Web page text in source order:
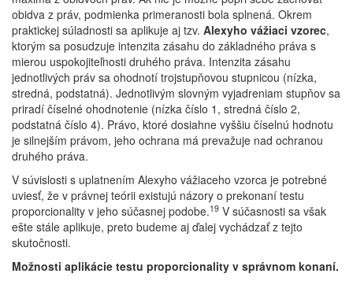
obidva z práv, podmienka primeranosti bola splnená. Okrem
praktickej súladnosti sa aplikuje aj tzv. Alexyho vážiaci vzorec,
ktorým sa posudzuje intenzita zásahu do základného práva s
mierou uspokojiteľnosti druhého práva. Intenzita zásahu
jednotlivých práv sa ohodnotí trojstupňovou stupnicou (nízka,
stredná, podstatná). Jednotlivým slovným vyjadreniam stupňov sa
priradí číselné ohodnotenie (nízka číslo 1, stredná číslo 2,
podstatná číslo 4). Právo, ktoré dosiahne vyššiu číselnú hodnotu
je silnejším právom, jeho ochrana má prevažuje nad ochranou
druhého práva.
V súvislosti s uplatnením Alexyho vážiaceho vzorca je potrebné
uviesť, že v právnej teórii existujú názory o prekonaní testu
proporcionality v jeho súčasnej podobe.19 V súčasnosti sa však
ešte stále aplikuje, preto budeme aj ďalej vychádzať z tejto
skutočnosti.
Možnosti aplikácie testu proporcionality v správnom konaní.